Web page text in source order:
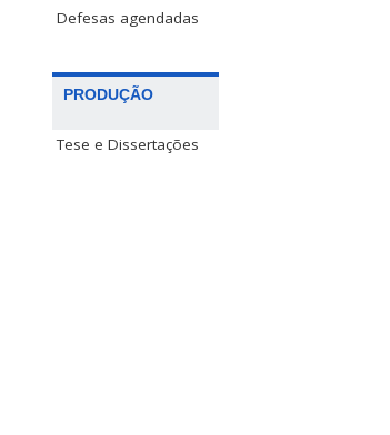
Defesas agendadas
PRODUÇÃO
Tese e Dissertações